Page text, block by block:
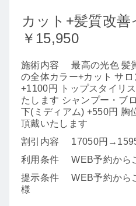
カット+髪質改
￥15,950
施術内容
最高の光色 髪
の全体カラー+カット サ
+1100円 トップスタイリ
たします シャンプー・ブ
下(ミディアム) +550円 胸
頂戴いたします
割引内容
17050円
利用条件
WEB予約から
提示条件
WEB予約から
様